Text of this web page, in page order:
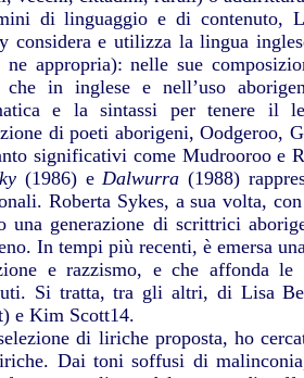
di linguaggio e di contenuto,
considera e utilizza la lingua
ne appropria): nelle sue
che in inglese e nell’uso
e la sintassi per tenere il
di poeti aborigeni, Oodgeroo,
significativi come Mudrooroo e
(1986) eDalwurra (1988)
Roberta Sykes, a sua volta,
una generazione di scrittrici
In tempi più recenti, è emersa
e razzismo, e che affonda
Si tratta, tra gli altri, di Lisa
e Kim Scott14.
di liriche proposta, ho
Dai toni soffusi di